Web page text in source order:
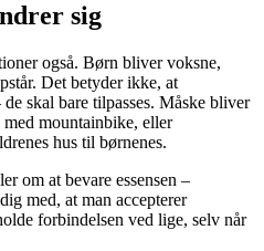
sig
også. Børn bliver voksne,
Det betyder ikke, at
skal bare tilpasses. Måske bliver
mountainbike, eller
hus til børnenes.
om at bevare essensen –
med, at man accepterer
forbindelsen ved lige, selv når